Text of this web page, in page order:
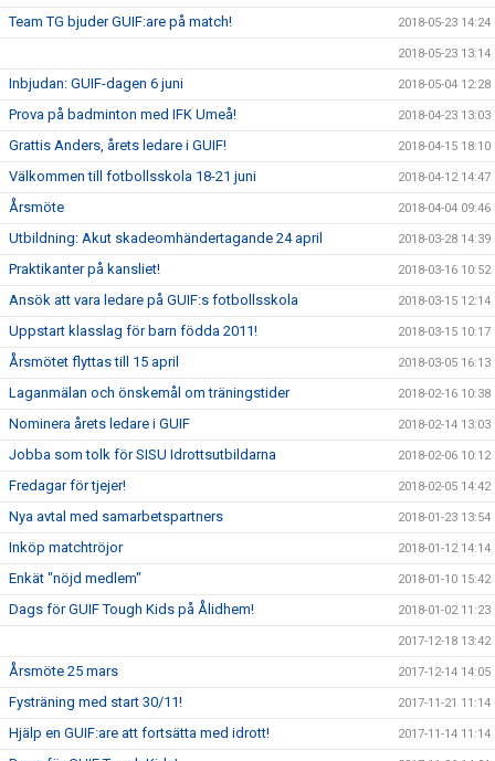
Team TG bjuder GUIF:are på match! 2018-05-23 14:24
2018-05-23 13:14
Inbjudan: GUIF-dagen 6 juni 2018-05-04 12:28
Prova på badminton med IFK Umeå! 2018-04-23 13:03
Grattis Anders, årets ledare i GUIF! 2018-04-15 18:10
Välkommen till fotbollsskola 18-21 juni 2018-04-12 14:47
Årsmöte 2018-04-04 09:46
Utbildning: Akut skadeomhändertagande 24 april 2018-03-28 14:39
Praktikanter på kansliet! 2018-03-16 10:52
Ansök att vara ledare på GUIF:s fotbollsskola 2018-03-15 12:14
Uppstart klasslag för barn födda 2011! 2018-03-15 10:17
Årsmötet flyttas till 15 april 2018-03-05 16:13
Laganmälan och önskemål om träningstider 2018-02-16 10:38
Nominera årets ledare i GUIF 2018-02-14 13:03
Jobba som tolk för SISU Idrottsutbildarna 2018-02-06 10:12
Fredagar för tjejer! 2018-02-05 14:42
Nya avtal med samarbetspartners 2018-01-23 13:54
Inköp matchtröjor 2018-01-12 14:14
Enkät "nöjd medlem" 2018-01-10 15:42
Dags för GUIF Tough Kids på Ålidhem! 2018-01-02 11:23
2017-12-18 13:42
Årsmöte 25 mars 2017-12-14 14:05
Fysträning med start 30/11! 2017-11-21 11:14
Hjälp en GUIF:are att fortsätta med idrott! 2017-11-14 11:14